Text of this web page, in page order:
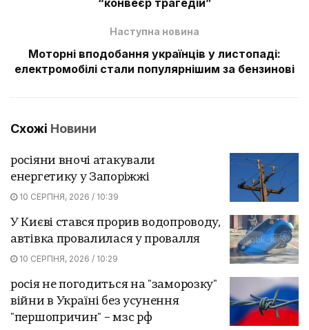
Наступна новина
Моторні вподобання українців у листопаді:
електромобілі стали популярнішим за бензинові
Схожі Новини
росіяни вночі атакували
енергетику у Запоріжжі
10 СЕРПНЯ, 2026 / 10:39
У Києві стався прорив водопроводу,
автівка провалилася у провалля
10 СЕРПНЯ, 2026 / 10:29
росія не погодиться на "заморозку"
війни в Україні без усунення
"першопричин" – мзс рф